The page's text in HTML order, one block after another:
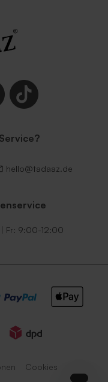
hello@tadaaz.de
Fr: 9:00-12:00
Cookies